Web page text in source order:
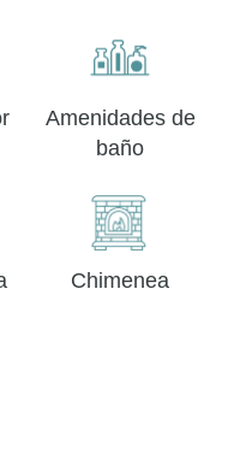
Amenidades de
baño
Chimenea